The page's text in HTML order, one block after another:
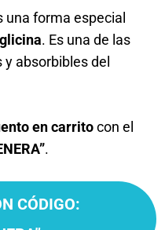
una forma especial
. Es una de las
absorbibles del
en carritocon el
.
CÓDIGO: